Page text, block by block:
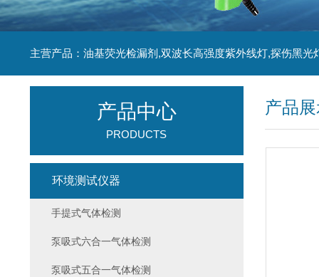
主营产品：油基荧光检漏剂,双波长高强度紫外线灯,探伤黑光
产品
产品中心
PRODUCTS
环境测试仪器
手提式气体检测
泵吸式六合一气体检测
泵吸式五合一气体检测